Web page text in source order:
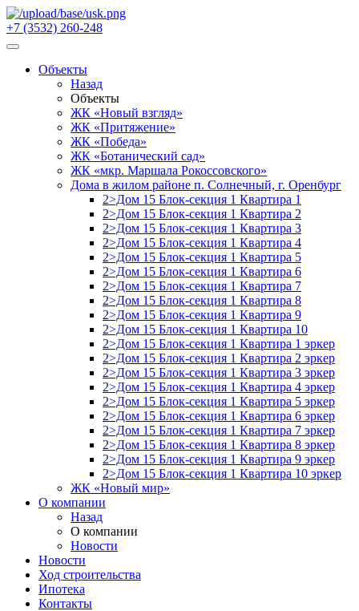
+7 (3532) 260-248
Объекты
Назад
Объекты
ЖК «Новый взгляд»
ЖК «Притяжение»
ЖК «Победа»
ЖК «Ботанический сад»
ЖК «мкр. Маршала Рокоссовского»
Дома в жилом районе п. Солнечный, г. Оренбург
2>Дом 15 Блок-секция 1 Квартира 1
2>Дом 15 Блок-секция 1 Квартира 2
2>Дом 15 Блок-секция 1 Квартира 3
2>Дом 15 Блок-секция 1 Квартира 4
2>Дом 15 Блок-секция 1 Квартира 5
2>Дом 15 Блок-секция 1 Квартира 6
2>Дом 15 Блок-секция 1 Квартира 7
2>Дом 15 Блок-секция 1 Квартира 8
2>Дом 15 Блок-секция 1 Квартира 9
2>Дом 15 Блок-секция 1 Квартира 10
2>Дом 15 Блок-секция 1 Квартира 1 эркер
2>Дом 15 Блок-секция 1 Квартира 2 эркер
2>Дом 15 Блок-секция 1 Квартира 3 эркер
2>Дом 15 Блок-секция 1 Квартира 4 эркер
2>Дом 15 Блок-секция 1 Квартира 5 эркер
2>Дом 15 Блок-секция 1 Квартира 6 эркер
2>Дом 15 Блок-секция 1 Квартира 7 эркер
2>Дом 15 Блок-секция 1 Квартира 8 эркер
2>Дом 15 Блок-секция 1 Квартира 9 эркер
2>Дом 15 Блок-секция 1 Квартира 10 эркер
ЖК «Новый мир»
О компании
Назад
О компании
Новости
Новости
Ход строительства
Ипотека
Контакты